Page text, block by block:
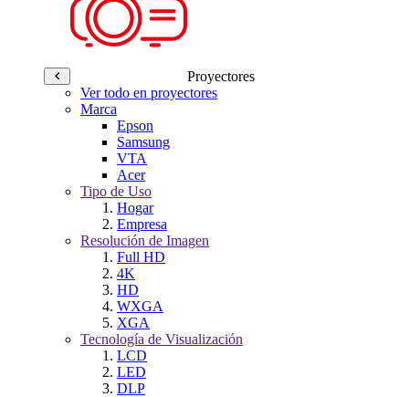
Proyectores
Ver todo en proyectores
Marca
Epson
Samsung
VTA
Acer
Tipo de Uso
Hogar
Empresa
Resolución de Imagen
Full HD
4K
HD
WXGA
XGA
Tecnología de Visualización
LCD
LED
DLP